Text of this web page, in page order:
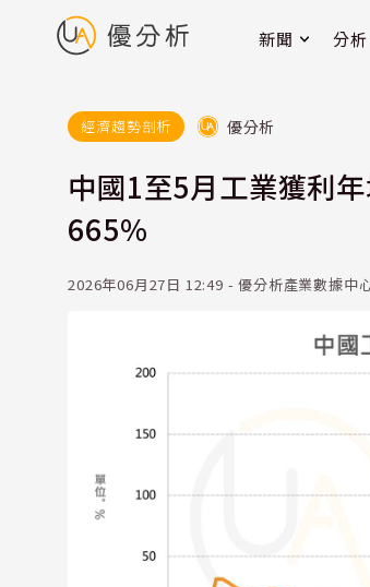
新聞 分析
經濟趨勢剖析 優分析
中國1至5月工業獲利
665%
2026年06月27日 12:49 - 優分析產業數據中